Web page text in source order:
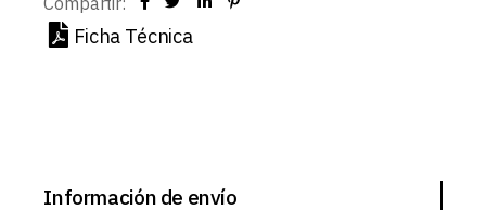
Ficha Técnica
Información de envío